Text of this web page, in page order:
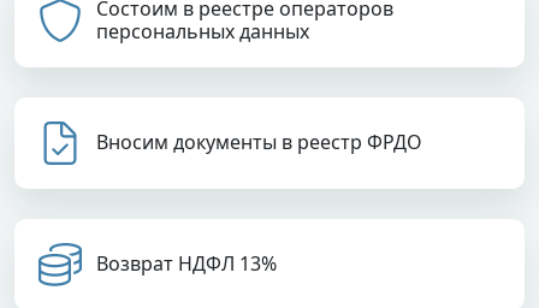
Состоим в реестре операторов
персональных данных
Вносим документы в реестр ФРДО
Возврат НДФЛ 13%